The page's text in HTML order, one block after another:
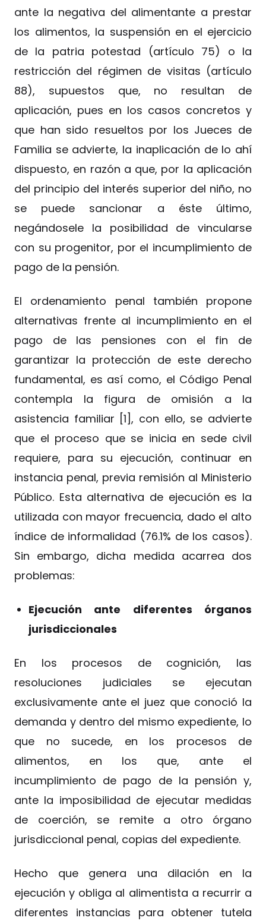
ante la negativa del alimentante a prestar
los alimentos, la suspensión en el ejercicio
de la patria potestad (artículo 75) o la
restricción del régimen de visitas (artículo
88), supuestos que, no resultan de
aplicación, pues en los casos concretos y
que han sido resueltos por los Jueces de
Familia se advierte, la inaplicación de lo ahí
dispuesto, en razón a que, por la aplicación
del principio del interés superior del niño, no
se puede sancionar a éste último,
negándosele la posibilidad de vincularse
con su progenitor, por el incumplimiento de
pago de la pensión.
El ordenamiento penal también propone
alternativas frente al incumplimiento en el
pago de las pensiones con el fin de
garantizar la protección de este derecho
fundamental, es así como, el Código Penal
contempla la figura de omisión a la
asistencia familiar [1], con ello, se advierte
que el proceso que se inicia en sede civil
requiere, para su ejecución, continuar en
instancia penal, previa remisión al Ministerio
Público. Esta alternativa de ejecución es la
utilizada con mayor frecuencia, dado el alto
índice de informalidad (76.1% de los casos).
Sin embargo, dicha medida acarrea dos
problemas:
Ejecución ante diferentes órganos
jurisdiccionales
En los procesos de cognición, las
resoluciones judiciales se ejecutan
exclusivamente ante el juez que conoció la
demanda y dentro del mismo expediente, lo
que no sucede, en los procesos de
alimentos, en los que, ante el
incumplimiento de pago de la pensión y,
ante la imposibilidad de ejecutar medidas
de coerción, se remite a otro órgano
jurisdiccional penal, copias del expediente.
Hecho que genera una dilación en la
ejecución y obliga al alimentista a recurrir a
diferentes instancias para obtener tutela